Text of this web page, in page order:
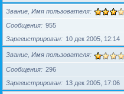
Звание, Имя пользователя
Сообщения
955
Зарегистрирован
10 дек 2005, 12:14
Звание, Имя пользователя
Сообщения
296
Зарегистрирован
13 дек 2005, 17:06